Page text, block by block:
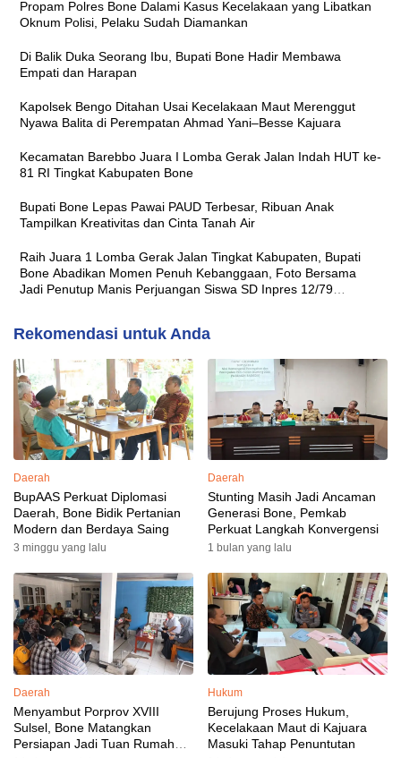
Propam Polres Bone Dalami Kasus Kecelakaan yang Libatkan
Oknum Polisi, Pelaku Sudah Diamankan
Di Balik Duka Seorang Ibu, Bupati Bone Hadir Membawa
Empati dan Harapan
Kapolsek Bengo Ditahan Usai Kecelakaan Maut Merenggut
Nyawa Balita di Perempatan Ahmad Yani–Besse Kajuara
Kecamatan Barebbo Juara I Lomba Gerak Jalan Indah HUT ke-
81 RI Tingkat Kabupaten Bone
Bupati Bone Lepas Pawai PAUD Terbesar, Ribuan Anak
Tampilkan Kreativitas dan Cinta Tanah Air
Raih Juara 1 Lomba Gerak Jalan Tingkat Kabupaten, Bupati
Bone Abadikan Momen Penuh Kebanggaan, Foto Bersama
Jadi Penutup Manis Perjuangan Siswa SD Inpres 12/79
Rekomendasi untuk Anda
Daerah
BupAAS Perkuat Diplomasi
Daerah, Bone Bidik Pertanian
Modern dan Berdaya Saing
3 minggu yang lalu
Daerah
Stunting Masih Jadi Ancaman
Generasi Bone, Pemkab
Perkuat Langkah Konvergensi
1 bulan yang lalu
Daerah
Menyambut Porprov XVIII
Sulsel, Bone Matangkan
Persiapan Jadi Tuan Rumah
Hukum
Berujung Proses Hukum,
Kecelakaan Maut di Kajuara
Masuki Tahap Penuntutan